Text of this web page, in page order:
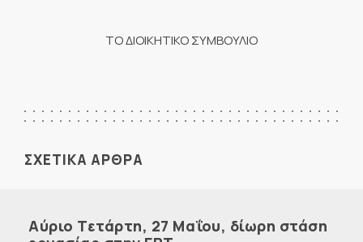
ΤΟ ΔΙΟΙΚΗΤΙΚΟ ΣΥΜΒΟΥΛΙΟ
ΣΧΕΤΙΚΑ ΑΡΘΡΑ
Αύριο Τετάρτη, 27 Μαΐου, δίωρη στάση